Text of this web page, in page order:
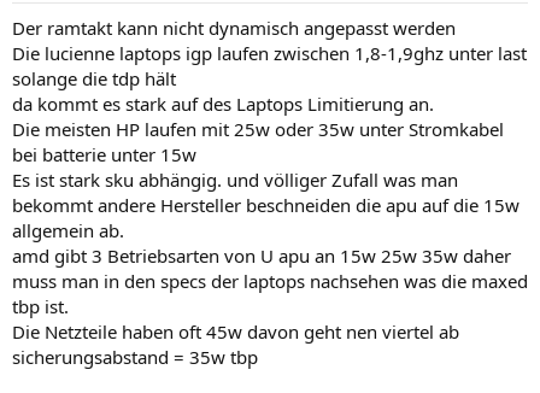
Der ramtakt kann nicht dynamisch angepasst werden
Die lucienne laptops igp laufen zwischen 1,8-1,9ghz unter last
solange die tdp hält
da kommt es stark auf des Laptops Limitierung an.
Die meisten HP laufen mit 25w oder 35w unter Stromkabel
bei batterie unter 15w
Es ist stark sku abhängig. und völliger Zufall was man
bekommt andere Hersteller beschneiden die apu auf die 15w
allgemein ab.
amd gibt 3 Betriebsarten von U apu an 15w 25w 35w daher
muss man in den specs der laptops nachsehen was die maxed
tbp ist.
Die Netzteile haben oft 45w davon geht nen viertel ab
sicherungsabstand = 35w tbp